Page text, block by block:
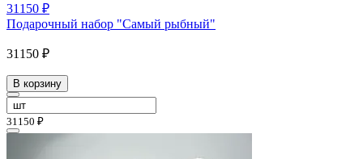
31150 ₽
Подарочный набор "Самый рыбный"
31150 ₽
В корзину
31150 ₽